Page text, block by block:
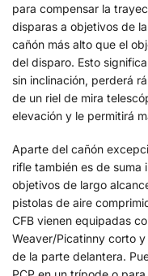
para compensar la
disparas a objetivos de
cañón más alto que el
del disparo. Esto
sin inclinación, perderá
de un riel de mira
elevación y le permitirá
Aparte del cañón
rifle también es de suma
objetivos de largo
pistolas de aire
CFB vienen equipadas
Weaver/Picatinny corto
de la parte delantera.